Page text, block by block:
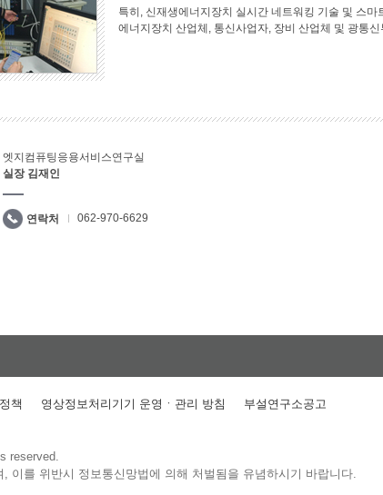
특히, 신재생에너지장치 실시간 네트워킹 기술 및 스
에너지장치 산업체, 통신사업자, 장비 산업체 및 광통
엣지컴퓨팅응용서비스연구실
실장 김재인
연락처 062-970-6629
책 영상정보처리기기 운영ㆍ관리 방침 부설연구소공고
reserved.
이를 위반시 정보통신망법에 의해 처벌됨을 유념하시기 바랍니다.